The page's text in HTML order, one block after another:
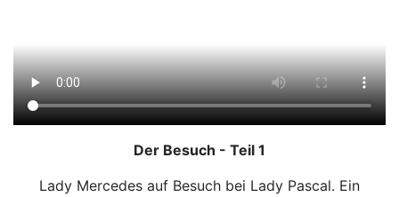
Der Besuch - Teil 1
Lady Mercedes auf Besuch bei Lady Pascal. Ein